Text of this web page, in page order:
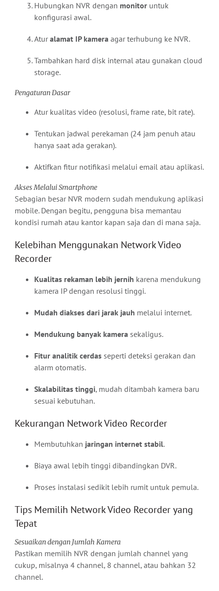
Hubungkan NVR dengan monitor untuk
konfigurasi awal.
Aturalamat IP kamera agar terhubung ke NVR.
Tambahkan hard disk internal atau gunakan cloud
storage.
Pengaturan Dasar
Atur kualitas video (resolusi, frame rate, bit rate).
Tentukan jadwal perekaman (24 jam penuh atau
hanya saat ada gerakan).
Aktifkan fitur notifikasi melalui email atau aplikasi.
Akses Melalui Smartphone
Sebagian besar NVR modern sudah mendukung aplikasi
mobile. Dengan begitu, pengguna bisa memantau
kondisi rumah atau kantor kapan saja dan di mana saja.
Kelebihan Menggunakan Network Video
Recorder
Kualitas rekaman lebih jernih karena mendukung
kamera IP dengan resolusi tinggi.
Mudah diakses dari jarak jauh melalui internet.
Mendukung banyak kamera sekaligus.
Fitur analitik cerdas seperti deteksi gerakan dan
alarm otomatis.
Skalabilitas tinggi, mudah ditambah kamera baru
sesuai kebutuhan.
Kekurangan Network Video Recorder
Membutuhkan jaringan internet stabil.
Biaya awal lebih tinggi dibandingkan DVR.
Proses instalasi sedikit lebih rumit untuk pemula.
Tips Memilih Network Video Recorder yang
Tepat
Sesuaikan dengan Jumlah Kamera
Pastikan memilih NVR dengan jumlah channel yang
cukup, misalnya 4 channel, 8 channel, atau bahkan 32
channel.